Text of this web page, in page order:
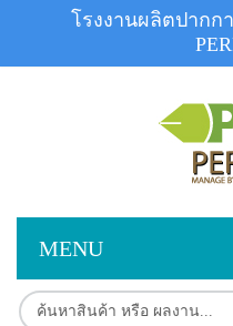
MENU
หน้าแรก
โรงงานผลิตปากก